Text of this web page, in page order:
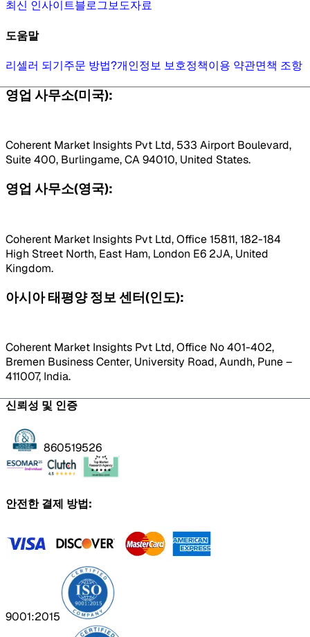
최신 인사이트블로그보도자료
도움말
리셀러 되기주문 방법?개인정보 보호정책이용 약관면책 조항
영업 사무소(미국):
Coherent Market Insights Pvt Ltd, 533 Airport Boulevard,
Suite 400, Burlingame, CA 94010, United States.
영업 사무소(영국):
Coherent Market Insights Pvt Ltd, Office 15811, 182-184
High Street North, East Ham, London E6 2JA, United
Kingdom.
아시아 태평양 정보 센터(인도):
Coherent Market Insights Pvt Ltd, Office No 401-402,
Bremen Business Center, University Road, Aundh, Pune –
411007, India.
신뢰성 및 인증
860519526
안전한 결제 방법:
9001:2015